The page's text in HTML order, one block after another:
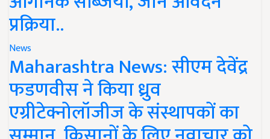
प्रक्रिया..
News
Maharashtra News: सीएम देवेंद्र
फडणवीस ने किया ध्रुव
एग्रीटेक्नोलॉजीज के संस्थापकों का